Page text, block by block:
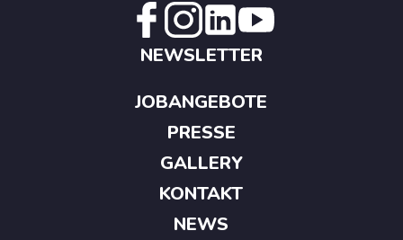
NEWSLETTER
JOBANGEBOTE
PRESSE
GALLERY
KONTAKT
NEWS